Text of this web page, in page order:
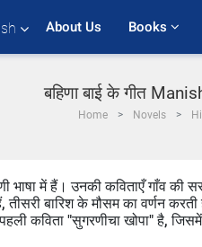
About Us Books
बहिणा बाई के गीत
Home Novels
भाषा में हैं। उनकी कविताएँ गाँव
तीसरी बारिश के मौसम का वर्णन
कविता "सुगरणीचा खोपा" है,